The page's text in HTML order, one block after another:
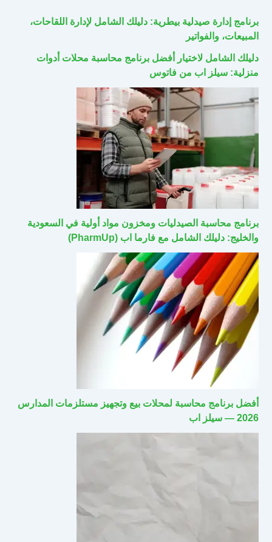
برنامج إدارة صيدلية بيطرية: دليلك الشامل لإدارة اللقاحات،
المبيعات، والفواتير
دليلك الشامل لاختيار أفضل برنامج محاسبة محلات أدوات
منزلية: سيلز اب من فاتوس
برنامج محاسبة الصيدليات ومخزون مواد أولية في السعودية
والخليج: دليلك الشامل مع فارما اب (PharmUp)
أفضل برنامج محاسبة لمحلات بيع وتجهيز مستلزمات المدارس
2026 — سيلز اب